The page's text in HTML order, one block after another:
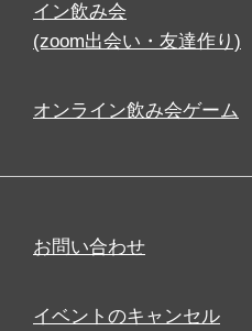
イン飲み会
(zoom出会い・友達作り)
オンライン飲み会ゲーム
お問い合わせ
イベントのキャンセル